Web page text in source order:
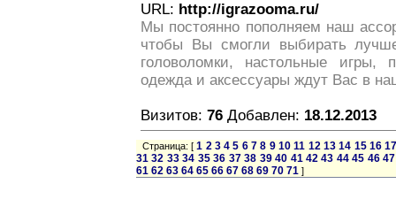
URL: http://igrazooma.ru/
Мы постоянно пополняем наш
чтобы Вы смогли выбирать
головоломки, настольные игры,
одежда и аксессуары ждут Вас в
Визитов: 76 Добавлен: 18.12.2013
Страница: [1 2 3 4 5 6 7 8 9 10 11 12 13 14 15 16
31 32 33 34 35 36 37 38 39 40 41 42 43 44 45 46 47
61 62 63 64 65 66 67 68 69 70 71 ]